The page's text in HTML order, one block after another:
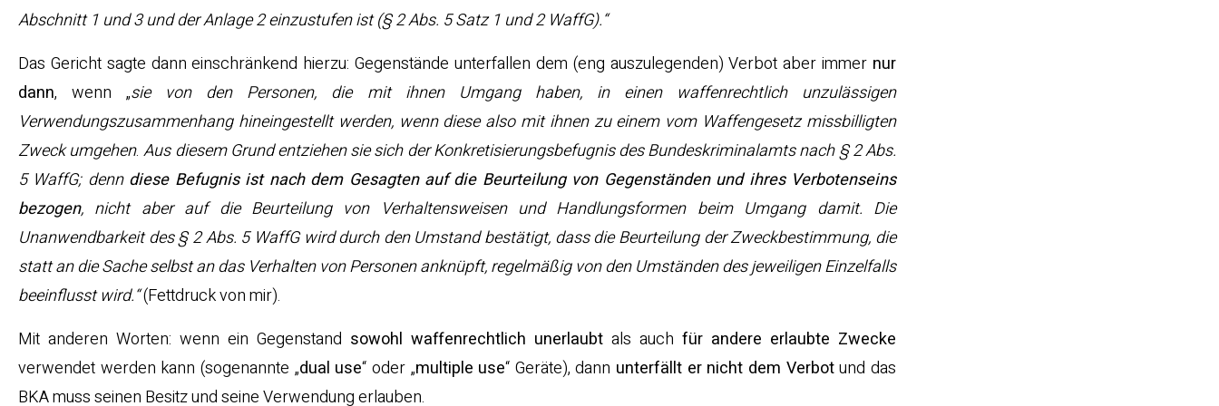
Abschnitt 1 und 3 und der Anlage 2 einzustufen ist (§ 2 Abs. 5 Satz 1 und 2 WaffG).“
Das Gericht sagte dann einschränkend hierzu: Gegenstände unterfallen dem (eng auszulegenden) Verbot aber immer nur
dann, wenn „sie von den Personen, die mit ihnen Umgang haben, in einen waffenrechtlich unzulässigen
Verwendungszusammenhang hineingestellt werden, wenn diese also mit ihnen zu einem vom Waffengesetz missbilligten
Zweck umgehen.Aus diesem Grund entziehen sie sich der Konkretisierungsbefugnis des Bundeskriminalamts nach § 2 Abs.
5 WaffG; denn diese Befugnis ist nach dem Gesagten auf die Beurteilung von Gegenständen und ihres Verbotenseins
bezogen, nicht aber auf die Beurteilung von Verhaltensweisen und Handlungsformen beim Umgang damit. Die
Unanwendbarkeit des § 2 Abs. 5 WaffG wird durch den Umstand bestätigt, dass die Beurteilung der Zweckbestimmung, die
statt an die Sache selbst an das Verhalten von Personen anknüpft, regelmäßig von den Umständen des jeweiligen Einzelfalls
beeinflusst wird.“(Fettdruck von mir).
Mit anderen Worten: wenn ein Gegenstand sowohl waffenrechtlich unerlaubt als auch für andere erlaubte Zwecke
verwendet werden kann (sogenannte „dual use“ oder „multiple use“ Geräte), dann unterfällt er nicht dem Verbotund das
BKA muss seinen Besitz und seine Verwendung erlauben.